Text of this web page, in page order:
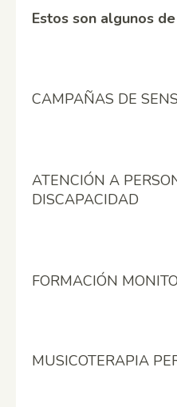
Estos son algunos
CAMPAÑAS DE
ATENCIÓN A
DISCAPACIDAD
FORMACIÓN
MUSICOTERAPIA